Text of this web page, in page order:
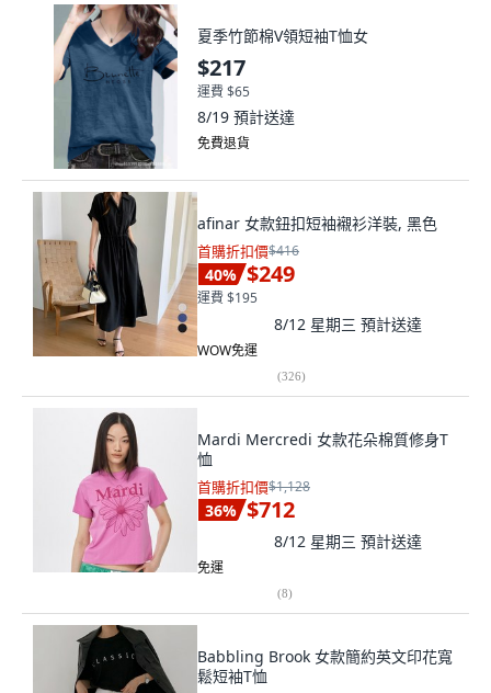
夏季竹節棉V領短袖T恤女
$217
運費 $65
8/19 預計送達
免費退貨
afinar 女款鈕扣短袖襯衫洋裝, 黑色
首購折扣價$416
40% $249
運費 $195
8/12 星期三 預計送達
WOW免運
(326)
Mardi Mercredi 女款花朵棉質修身T
恤
首購折扣價$1,128
36% $712
8/12 星期三 預計送達
免運
(8)
Babbling Brook 女款簡約英文印花寬
鬆短袖T恤